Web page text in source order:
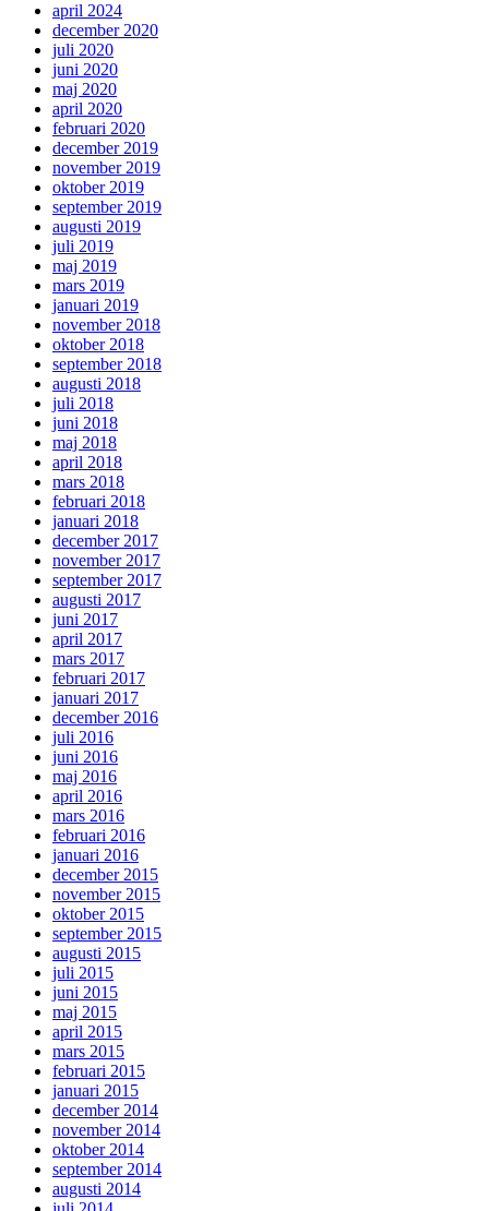
april 2024
december 2020
juli 2020
juni 2020
maj 2020
april 2020
februari 2020
december 2019
november 2019
oktober 2019
september 2019
augusti 2019
juli 2019
maj 2019
mars 2019
januari 2019
november 2018
oktober 2018
september 2018
augusti 2018
juli 2018
juni 2018
maj 2018
april 2018
mars 2018
februari 2018
januari 2018
december 2017
november 2017
september 2017
augusti 2017
juni 2017
april 2017
mars 2017
februari 2017
januari 2017
december 2016
juli 2016
juni 2016
maj 2016
april 2016
mars 2016
februari 2016
januari 2016
december 2015
november 2015
oktober 2015
september 2015
augusti 2015
juli 2015
juni 2015
maj 2015
april 2015
mars 2015
februari 2015
januari 2015
december 2014
november 2014
oktober 2014
september 2014
augusti 2014